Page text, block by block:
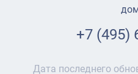
+7 (495)
Дата последнего